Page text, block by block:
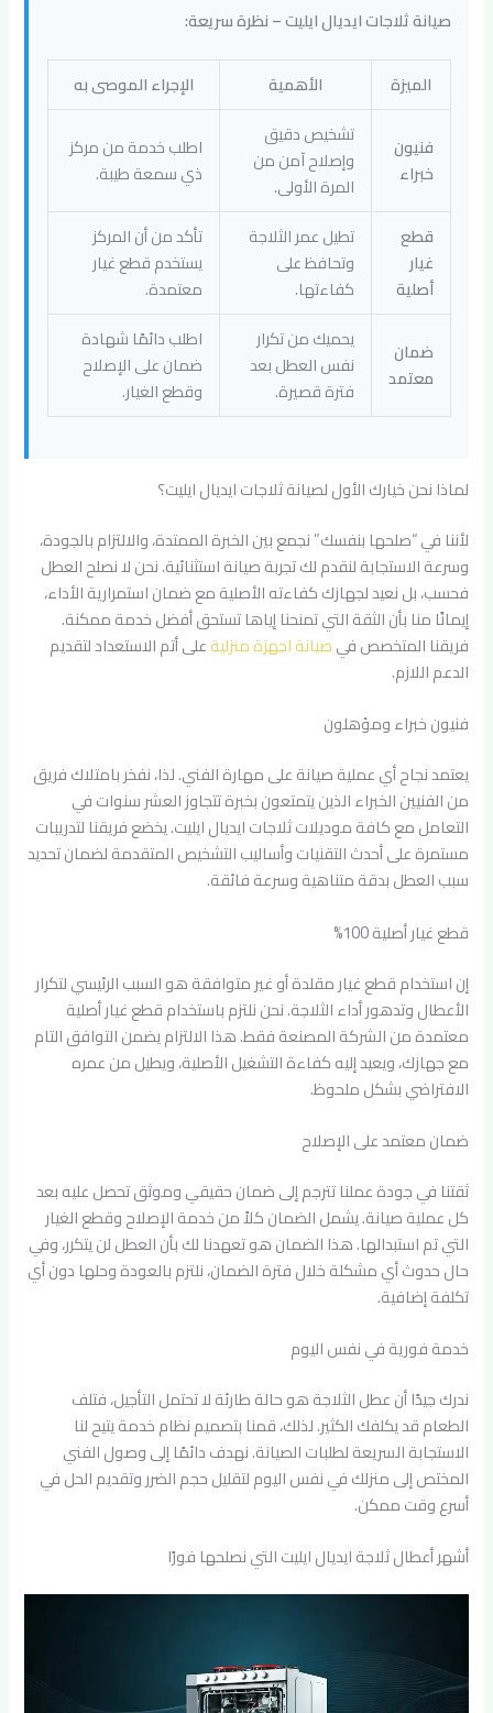
صيانة ثلاجات ايديال ايليت – نظرة سريعة:
الميزة الأهمية الإجراء الموصى به
فنيون
خبراء
تشخيص دقيق
وإصلاح آمن من
المرة الأولى.
اطلب خدمة من مركز
ذي سمعة طيبة.
قطع
غيار
أصلية
تطيل عمر الثلاجة
وتحافظ على
كفاءتها.
تأكد من أن المركز
يستخدم قطع غيار
معتمدة.
ضمان
معتمد
يحميك من تكرار
نفس العطل بعد
فترة قصيرة.
اطلب دائمًا شهادة
ضمان على الإصلاح
وقطع الغيار.
لماذا نحن خيارك الأول لصيانة ثلاجات ايديال ايليت؟
لأننا في “صلحها بنفسك” نجمع بين الخبرة الممتدة، والالتزام بالجودة،
وسرعة الاستجابة لنقدم لك تجربة صيانة استثنائية. نحن لا نصلح العطل
فحسب، بل نعيد لجهازك كفاءته الأصلية مع ضمان استمرارية الأداء،
إيمانًا منا بأن الثقة التي تمنحنا إياها تستحق أفضل خدمة ممكنة.
فريقنا المتخصص فيصيانة اجهزة منزليةعلى أتم الاستعداد لتقديم
الدعم اللازم.
فنيون خبراء ومؤهلون
يعتمد نجاح أي عملية صيانة على مهارة الفني. لذا، نفخر بامتلاك فريق
من الفنيين الخبراء الذين يتمتعون بخبرة تتجاوز العشر سنوات في
التعامل مع كافة موديلات ثلاجات ايديال ايليت. يخضع فريقنا لتدريبات
مستمرة على أحدث التقنيات وأساليب التشخيص المتقدمة لضمان تحديد
سبب العطل بدقة متناهية وسرعة فائقة.
قطع غيار أصلية 100%
إن استخدام قطع غيار مقلدة أو غير متوافقة هو السبب الرئيسي لتكرار
الأعطال وتدهور أداء الثلاجة. نحن نلتزم باستخدام قطع غيار أصلية
معتمدة من الشركة المصنعة فقط. هذا الالتزام يضمن التوافق التام
مع جهازك، ويعيد إليه كفاءة التشغيل الأصلية، ويطيل من عمره
الافتراضي بشكل ملحوظ.
ضمان معتمد على الإصلاح
ثقتنا في جودة عملنا تترجم إلى ضمان حقيقي وموثق تحصل عليه بعد
كل عملية صيانة. يشمل الضمان كلاً من خدمة الإصلاح وقطع الغيار
التي تم استبدالها. هذا الضمان هو تعهدنا لك بأن العطل لن يتكرر، وفي
حال حدوث أي مشكلة خلال فترة الضمان، نلتزم بالعودة وحلها دون أي
تكلفة إضافية.
خدمة فورية في نفس اليوم
ندرك جيدًا أن عطل الثلاجة هو حالة طارئة لا تحتمل التأجيل، فتلف
الطعام قد يكلفك الكثير. لذلك، قمنا بتصميم نظام خدمة يتيح لنا
الاستجابة السريعة لطلبات الصيانة. نهدف دائمًا إلى وصول الفني
المختص إلى منزلك في نفس اليوم لتقليل حجم الضرر وتقديم الحل في
أسرع وقت ممكن.
أشهر أعطال ثلاجة ايديال ايليت التي نصلحها فورًا